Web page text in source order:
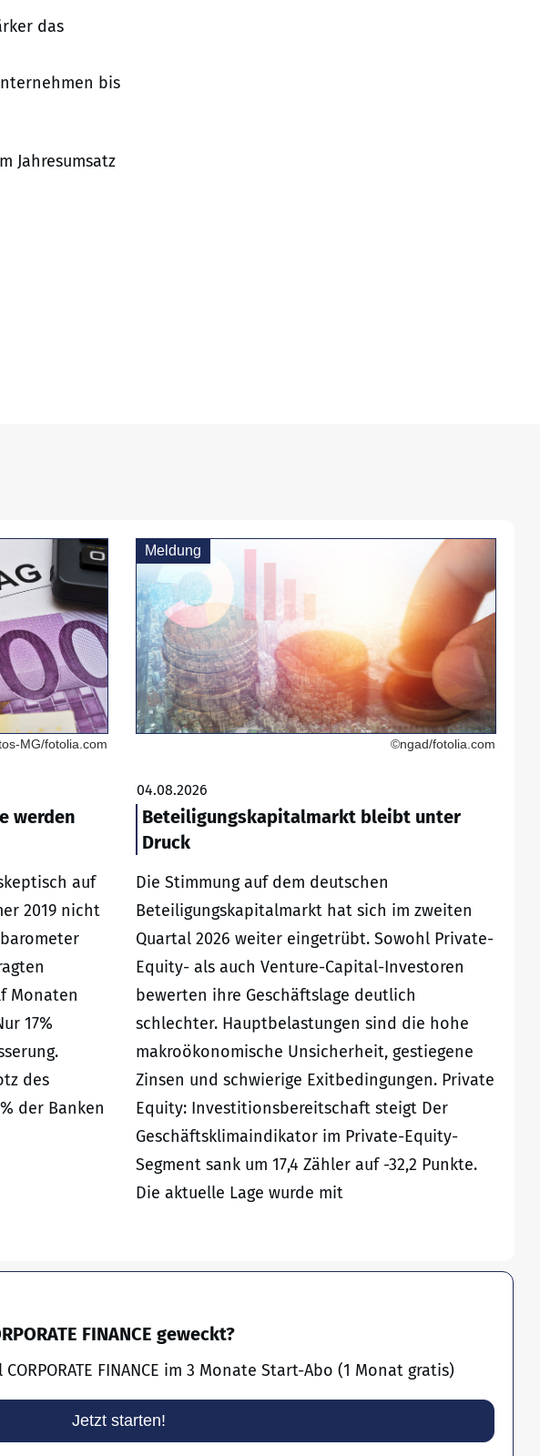
das
bis
Jahresumsatz
MG/fotolia.com
werden
auf
2019 nicht
Monaten
17%
des
der Banken
Meldung
©ngad/fotolia.com
04.08.2026
Beteiligungskapitalmarkt bleibt unter
Druck
Die Stimmung auf dem deutschen
Beteiligungskapitalmarkt hat sich im zweiten
Quartal 2026 weiter eingetrübt. Sowohl Private-
Equity- als auch Venture-Capital-Investoren
bewerten ihre Geschäftslage deutlich
schlechter. Hauptbelastungen sind die hohe
makroökonomische Unsicherheit, gestiegene
Zinsen und schwierige Exitbedingungen. Private
Equity: Investitionsbereitschaft steigt Der
Geschäftsklimaindikator im Private-Equity-
Segment sank um 17,4 Zähler auf -32,2 Punkte.
Die aktuelle Lage wurde mit
FINANCE geweckt?
FINANCE im 3 Monate Start-Abo (1 Monat gratis)
Jetzt starten!